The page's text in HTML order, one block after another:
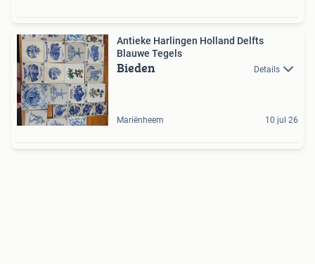
Antieke Harlingen Holland Delfts
Blauwe Tegels
Bieden Details
Mariënheem 10 jul 26